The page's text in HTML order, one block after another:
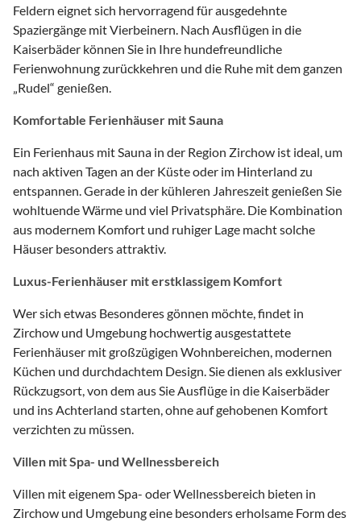
Feldern eignet sich hervorragend für ausgedehnte
Spaziergänge mit Vierbeinern. Nach Ausflügen in die
Kaiserbäder können Sie in Ihre hundefreundliche
Ferienwohnung zurückkehren und die Ruhe mit dem ganzen
„Rudel“ genießen.
Komfortable Ferienhäuser mit Sauna
Ein Ferienhaus mit Sauna in der Region Zirchow ist ideal, um
nach aktiven Tagen an der Küste oder im Hinterland zu
entspannen. Gerade in der kühleren Jahreszeit genießen Sie
wohltuende Wärme und viel Privatsphäre. Die Kombination
aus modernem Komfort und ruhiger Lage macht solche
Häuser besonders attraktiv.
Luxus-Ferienhäuser mit erstklassigem Komfort
Wer sich etwas Besonderes gönnen möchte, findet in
Zirchow und Umgebung hochwertig ausgestattete
Ferienhäuser mit großzügigen Wohnbereichen, modernen
Küchen und durchdachtem Design. Sie dienen als exklusiver
Rückzugsort, von dem aus Sie Ausflüge in die Kaiserbäder
und ins Achterland starten, ohne auf gehobenen Komfort
verzichten zu müssen.
Villen mit Spa- und Wellnessbereich
Villen mit eigenem Spa- oder Wellnessbereich bieten in
Zirchow und Umgebung eine besonders erholsame Form des